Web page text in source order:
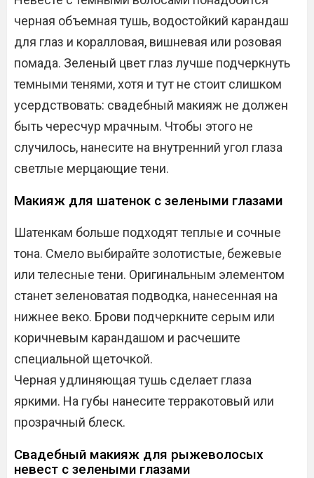
черная объемная тушь, водостойкий карандаш
для глаз и коралловая, вишневая или розовая
помада. Зеленый цвет глаз лучше подчеркнуть
темными тенями, хотя и тут не стоит слишком
усердствовать: свадебный макияж не должен
быть чересчур мрачным. Чтобы этого не
случилось, нанесите на внутренний угол глаза
светлые мерцающие тени.
Макияж для шатенок с зелеными глазами
Шатенкам больше подходят теплые и сочные
тона. Смело выбирайте золотистые, бежевые
или телесные тени. Оригинальным элементом
станет зеленоватая подводка, нанесенная на
нижнее веко. Брови подчеркните серым или
коричневым карандашом и расчешите
специальной щеточкой.
Черная удлиняющая тушь сделает глаза
яркими. На губы нанесите терракотовый или
прозрачный блеск.
Свадебный макияж для рыжеволосых
невест с зелеными глазами